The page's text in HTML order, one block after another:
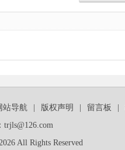
站导航 版权声明 留言板
All Rights Reserved